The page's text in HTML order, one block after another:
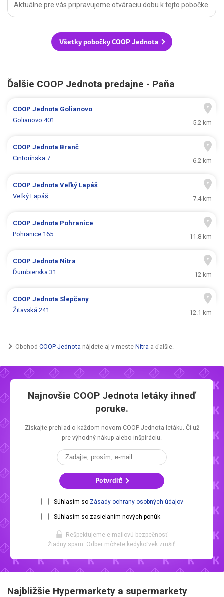
Aktuálne pre vás pripravujeme otváraciu dobu k tejto pobočke.
Všetky pobočky COOP Jednota
Ďalšie COOP Jednota predajne - Paňa
COOP Jednota Golianovo
Golianovo 401
5.2 km
COOP Jednota Branč
Cintorínska 7
6.2 km
COOP JednotaVeľký Lapáš
Veľký Lapáš
7.4 km
COOP Jednota Pohranice
Pohranice 165
11.8 km
COOP Jednota Nitra
Ďumbierska 31
12 km
COOP Jednota Slepčany
Žitavská 241
12.1 km
Obchod COOP Jednota nájdete aj v meste Nitra a ďalšie.
Najnovšie COOP Jednota letáky ihneď
poruke.
Získajte prehľad o každom novom COOP Jednota letáku. Či už
pre výhodný nákup alebo inšpiráciu.
Potvrdiť!
Súhlasím so Zásady ochrany osobných údajov
Súhlasím so zasielaním nových ponúk
Rešpektujeme e-mailovú bezpečnosť.
Žiadny spam. Odber môžete kedykoľvek zrušiť.
Najbližšie Hypermarkety a supermarkety